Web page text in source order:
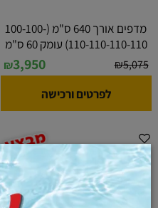
מדפים אורך 640 ס"מ (100-100-
110-110-110-110) עומק 60 ס"מ
₪5,075
₪3,950
לפרטים ורכישה